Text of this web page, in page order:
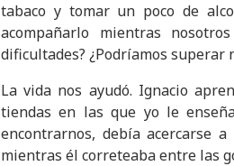
tabaco y tomar un poco de
acompañarlo mientras
dificultades? ¿Podríamos superar
La vida nos ayudó. Ignacio
tiendas en las que yo le
encontrarnos, debía acercarse
mientras él correteaba entre las